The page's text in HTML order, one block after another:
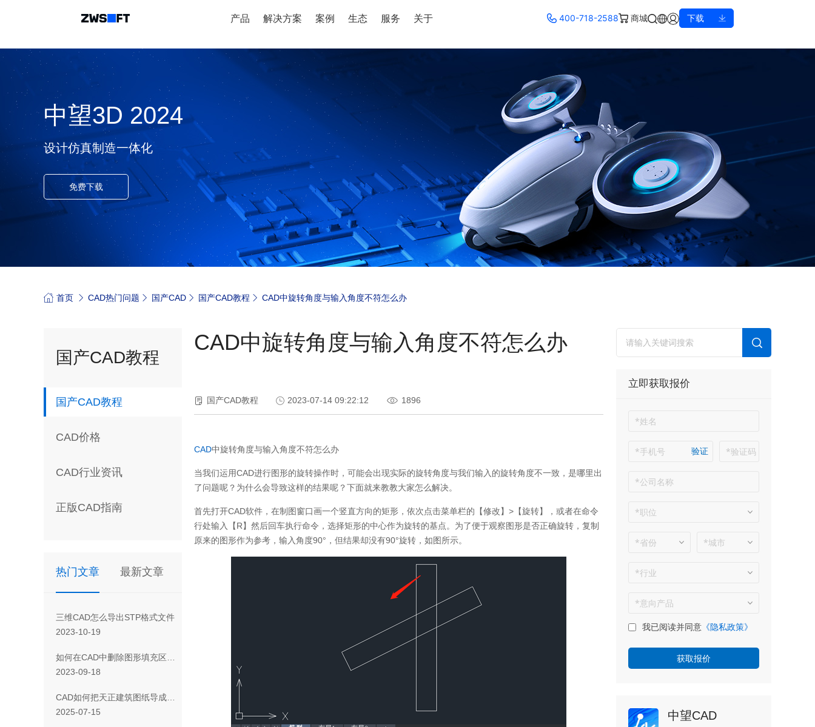
产品 解决方案 案例 生态 服务 关于 400-718-2588 商城 下载
中望3D 2024
设计仿真制造一体化
免费下载
首页 CAD热门问题 国产CAD 国产CAD教程 CAD中旋转角度与输入角度不符怎么办
国产CAD教程
国产CAD教程
CAD价格
CAD行业资讯
正版CAD指南
热门文章 最新文章
三维CAD怎么导出STP格式文件
2023-10-19
如何在CAD中删除图形填充区域的一部分
2023-09-18
CAD如何把天正建筑图纸导成天正T3/T8/T9格式版本
2025-07-15
CAD中旋转角度与输入角度不符怎么办
国产CAD教程 2023-07-14 09:22:12 1896
CAD中旋转角度与输入角度不符怎么办
当我们运用CAD进行图形的旋转操作时，可能会出现实际的旋转角度与我们输入的旋转角度不一致，是哪里出
了问题呢？为什么会导致这样的结果呢？下面就来教教大家怎么解决。
首先打开CAD软件，在制图窗口画一个竖直方向的矩形，依次点击菜单栏的【修改】 > 【旋转】，或者在命令
行处输入【R】然后回车执行命令，选择矩形的中心作为旋转的基点。为了便于观察图形是否正确旋转，复制
原来的图形作为参考，输入角度90°，但结果却没有90°旋转，如图所示。
立即获取报价
验证
我已阅读并同意 《隐私政策》
中望CAD